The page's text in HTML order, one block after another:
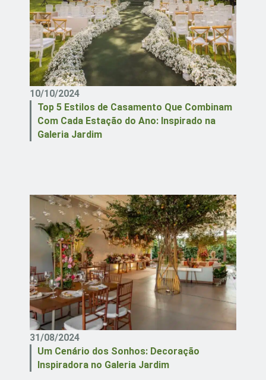
10/10/2024
Top 5 Estilos de Casamento Que Combinam
Com Cada Estação do Ano: Inspirado na
Galeria Jardim
31/08/2024
Um Cenário dos Sonhos: Decoração
Inspiradora no Galeria Jardim